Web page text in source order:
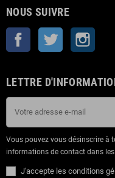
NOUS SUIVRE
Facebook Twitter
LETTRE
Vous pouvez vous désinscrire à
informations de contact dans
J'accepte les conditions